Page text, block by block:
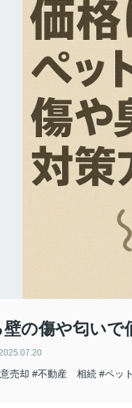
の傷や匂いで
2025.07.20
売却 #不動産 相続 #ペッ